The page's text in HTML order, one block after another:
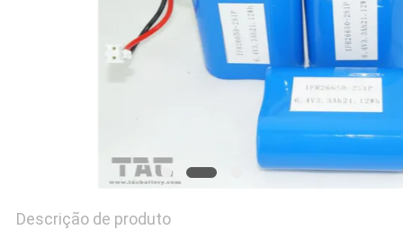
Descrição de produto